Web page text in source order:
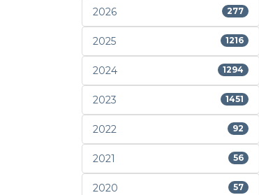
2026 277
2025 1216
2024 1294
2023 1451
2022 92
2021 56
2020 57